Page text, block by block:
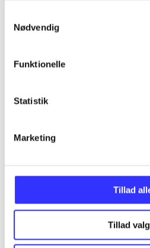
Nødvendig
Funktionelle
Statistik
Marketing
Tillad
Tillad
Assassin's creed -
American saga
Gå til serien
Assassin's creed III